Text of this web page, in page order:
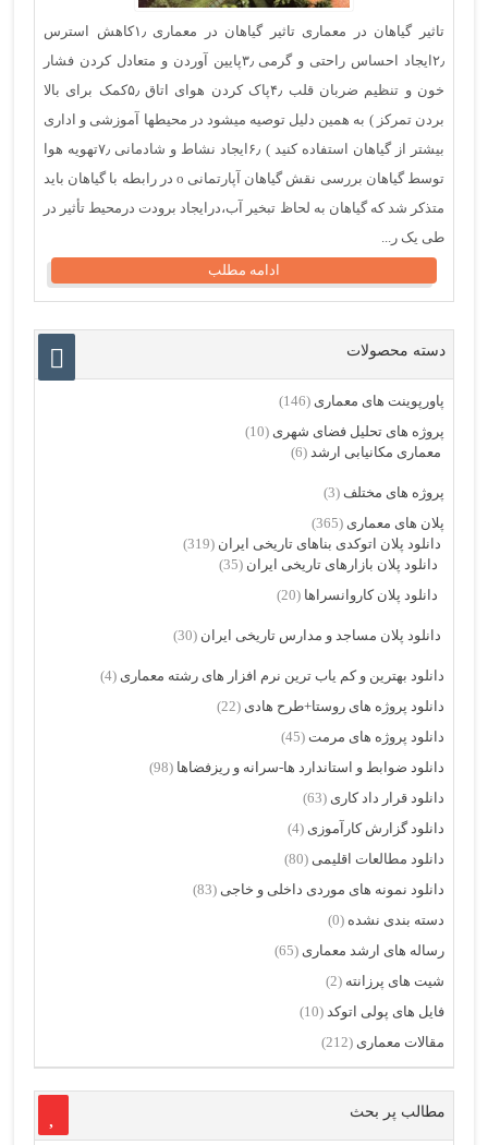
تاثیر گیاهان در معماری تاثیر گیاهان در معماری ۱٫کاهش استرس
۲٫ایجاد احساس راحتی و گرمی ۳٫پایین آوردن و متعادل کردن فشار
خون و تنظیم ضربان قلب ۴٫پاک کردن هوای اتاق ۵٫کمک برای بالا
بردن تمرکز ) به همین دلیل توصیه میشود در محیطها آموزشی و اداری
بیشتر از گیاهان استفاده کنید ) ۶٫ایجاد نشاط و شادمانی ۷٫تهویه هوا
توسط گیاهان بررسی نقش گیاهان آپارتمانی o در رابطه با گیاهان باید
متذکر شد که گیاهان به لحاظ تبخیر آب،درایجاد برودت درمحیط تأثیر در
طی یک ر...
ادامه مطلب
دسته محصولات
پاورپوینت های معماری (146)
پروژه های تحلیل فضای شهری (10)
معماری مکانیابی ارشد (6)
پروژه های مختلف (3)
پلان های معماری (365)
دانلود پلان اتوکدی بناهای تاریخی ایران (319)
دانلود پلان بازارهای تاریخی ایران (35)
دانلود پلان کاروانسراها (20)
دانلود پلان مساجد و مدارس تاریخی ایران (30)
دانلود بهترین و کم یاب ترین نرم افزار های رشته معماری (4)
دانلود پروژه های روستا+طرح هادی (22)
دانلود پروژه های مرمت (45)
دانلود ضوابط و استاندارد ها-سرانه و ریزفضاها (98)
دانلود قرار داد کاری (63)
دانلود گزارش کارآموزی (4)
دانلود مطالعات اقلیمی (80)
دانلود نمونه های موردی داخلی و خاجی (83)
دسته بندی نشده (0)
رساله های ارشد معماری (65)
شیت های پرزانته (2)
فایل های پولی اتوکد (10)
مقالات معماری (212)
مطالب پر بحث